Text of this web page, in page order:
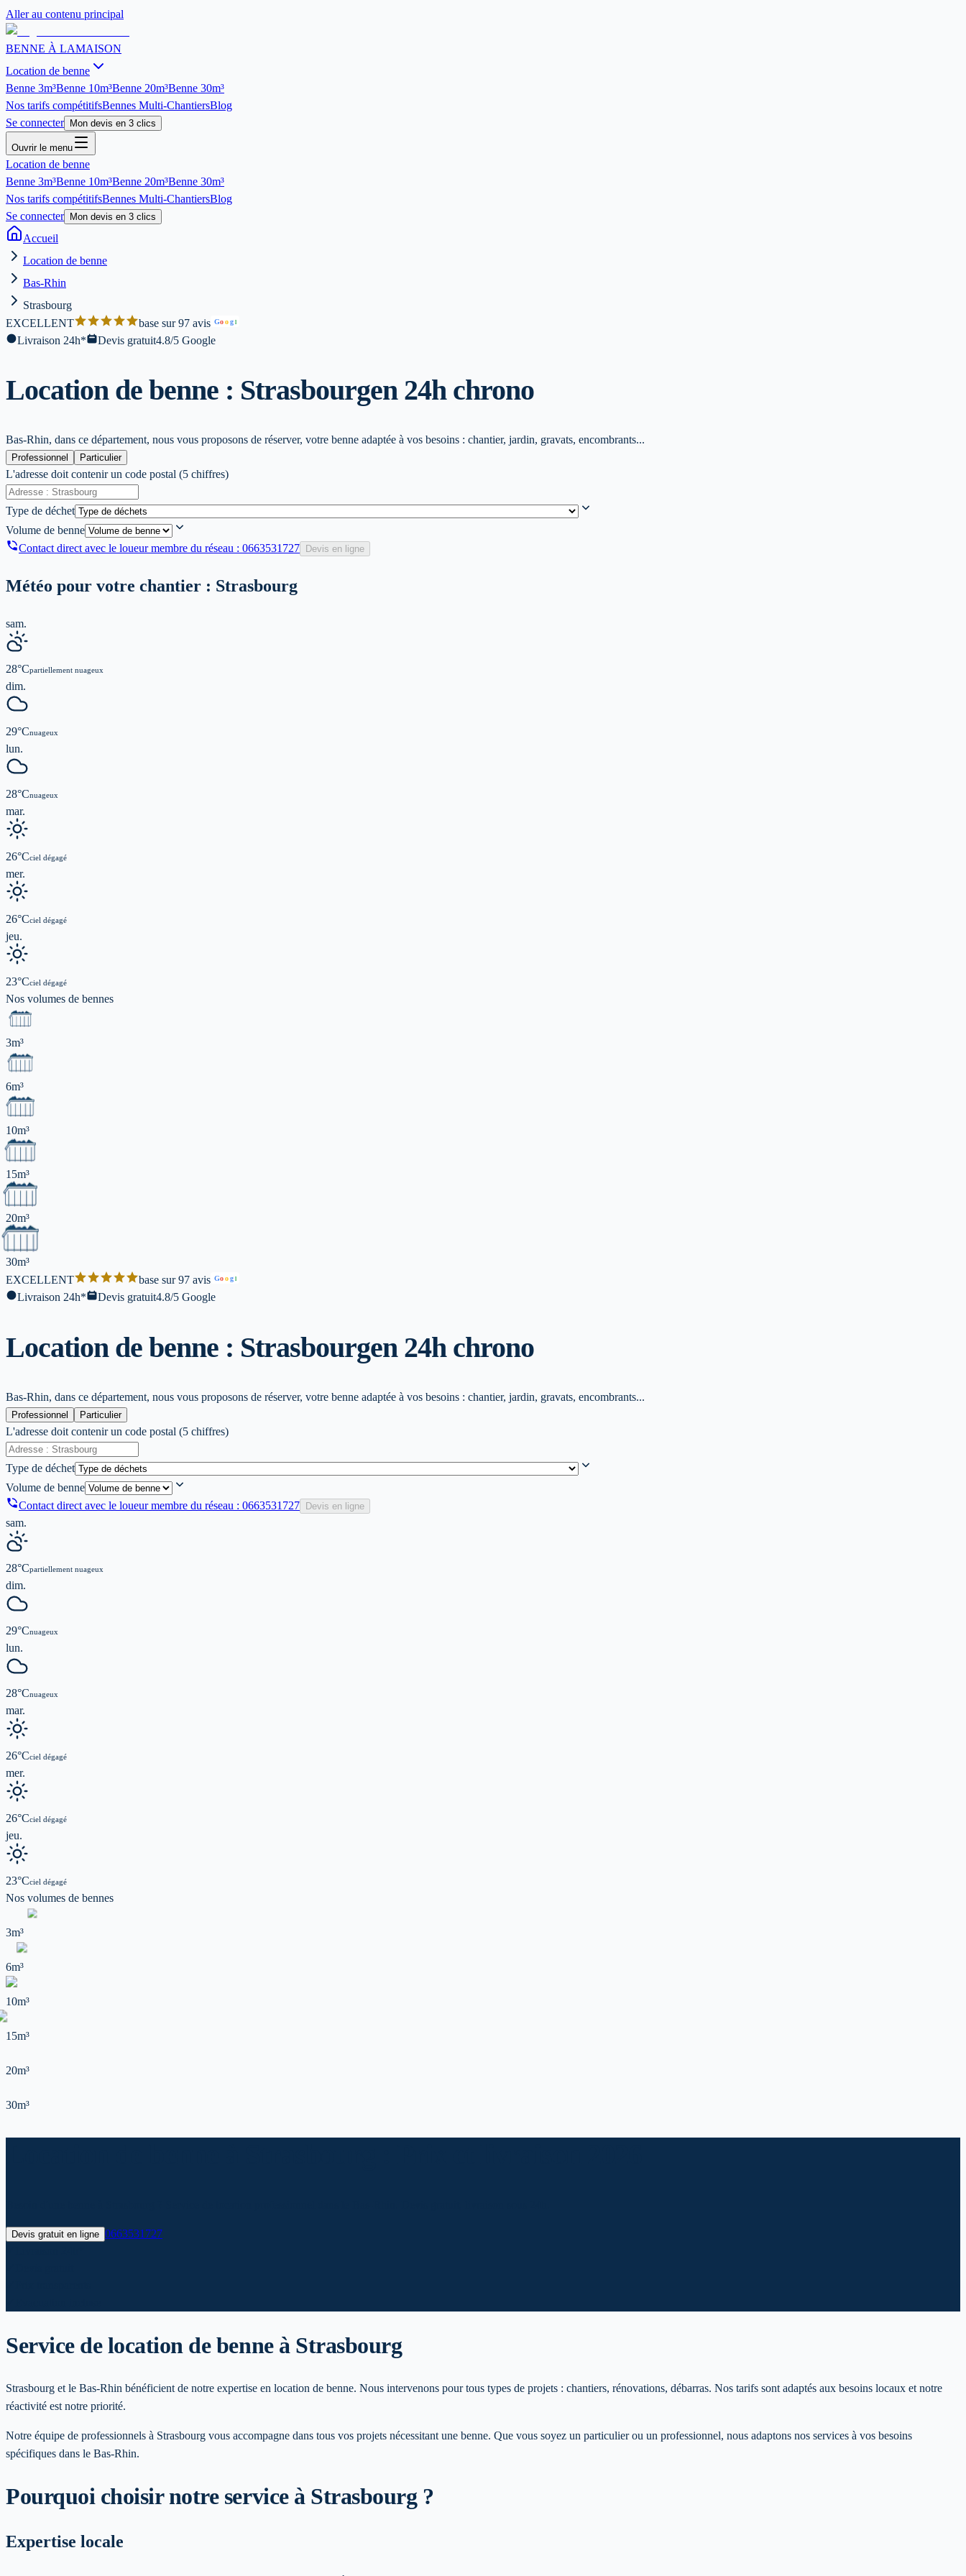
Aller au contenu principal
BENNE À LAMAISON
Location de benne
Benne 3m³Benne 10m³Benne 20m³Benne 30m³
Nos tarifs compétitifsBennes Multi-ChantiersBlog
Se connecter
Mon devis en 3 clics
Ouvrir le menu
Location de benne
Benne 3m³Benne 10m³Benne 20m³Benne 30m³
Nos tarifs compétitifsBennes Multi-ChantiersBlog
Se connecter
Mon devis en 3 clics
Accueil
Location de benne
Bas-Rhin
Strasbourg
EXCELLENT
base sur 97 avis Goog l
Livraison 24h* Devis gratuit4.8/5 Google
Location de benne : Strasbourgen 24h chrono
Bas-Rhin, dans ce département, nous vous proposons de réserver, votre benne adaptée à vos besoins : chantier, jardin, gravats, encombrants...
Professionnel Particulier
L'adresse doit contenir un code postal (5 chiffres)
Type de déchet
Volume de benne
Contact direct avec le loueur membre du réseau : 0663531727 Devis en ligne
Météo pour votre chantier : Strasbourg
sam.
28°Cpartiellement nuageux
dim.
29°Cnuageux
lun.
28°Cnuageux
mar.
26°Cciel dégagé
mer.
26°Cciel dégagé
jeu.
23°Cciel dégagé
Nos volumes de bennes
3m³
6m³
10m³
15m³
20m³
30m³
EXCELLENT
base sur 97 avis Goog l
Livraison 24h* Devis gratuit4.8/5 Google
Location de benne : Strasbourgen 24h chrono
Bas-Rhin, dans ce département, nous vous proposons de réserver, votre benne adaptée à vos besoins : chantier, jardin, gravats, encombrants...
Professionnel Particulier
L'adresse doit contenir un code postal (5 chiffres)
Type de déchet
Volume de benne
Contact direct avec le loueur membre du réseau : 0663531727 Devis en ligne
sam.
28°Cpartiellement nuageux
dim.
29°Cnuageux
lun.
28°Cnuageux
mar.
26°Cciel dégagé
mer.
26°Cciel dégagé
jeu.
23°Cciel dégagé
Nos volumes de bennes
3m³
6m³
10m³
15m³
20m³
30m³
Devis gratuit en ligne 0663531727
Service de location de benne à Strasbourg
Strasbourg et le Bas-Rhin bénéficient de notre expertise en location de benne. Nous intervenons pour tous types de projets : chantiers, rénovations, débarras. Nos tarifs sont adaptés aux besoins locaux et notre
réactivité est notre priorité.
Notre équipe de professionnels à Strasbourg vous accompagne dans tous vos projets nécessitant une benne. Que vous soyez un particulier ou un professionnel, nous adaptons nos services à vos besoins
spécifiques dans le Bas-Rhin.
Pourquoi choisir notre service à Strasbourg ?
Expertise locale